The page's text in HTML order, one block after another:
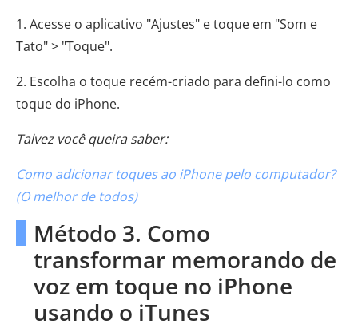
1. Acesse o aplicativo "Ajustes" e toque em "Som e
Tato" > "Toque".
2. Escolha o toque recém-criado para defini-lo como
toque do iPhone.
Talvez você queira saber:
Como adicionar toques ao iPhone pelo computador?
(O melhor de todos)
Método 3. Como
transformar memorando de
voz em toque no iPhone
usando o iTunes